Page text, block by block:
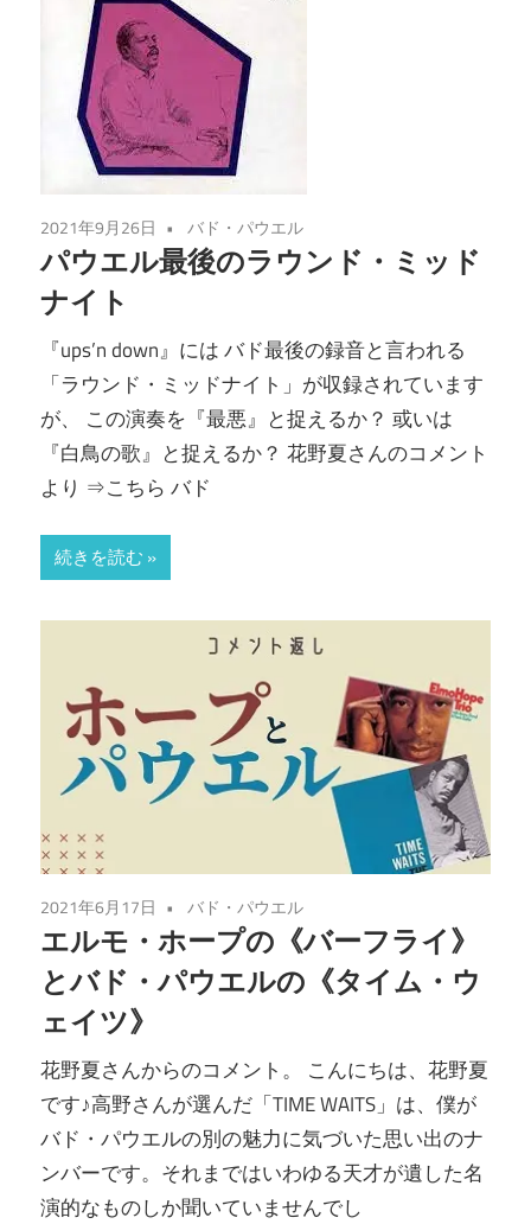
2021年9月26日 バド・パウエル
パウエル最後のラウンド・ミッド
ナイト
『ups’n down』には バド最後の録音と言われる
「ラウンド・ミッドナイト」が収録されています
が、 この演奏を『最悪』と捉えるか？ 或いは
『白鳥の歌』と捉えるか？ 花野夏さんのコメント
より ⇒こちら バド
続きを読む
2021年6月17日 バド・パウエル
エルモ・ホープの《バーフライ》
とバド・パウエルの《タイム・ウ
ェイツ》
花野夏さんからのコメント。 こんにちは、花野夏
です♪高野さんが選んだ「TIME WAITS」は、僕が
バド・パウエルの別の魅力に気づいた思い出のナ
ンバーです。それまではいわゆる天才が遺した名
演的なものしか聞いていませんでし